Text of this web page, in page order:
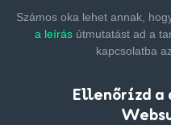
Számos oka lehet annak,
a leírás útmutatást ad a
kapcsolatba
Ellenőrízd a